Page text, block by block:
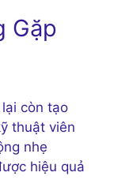
Gặp
còn tạo
thuật viên
nhẹ
hiệu quả